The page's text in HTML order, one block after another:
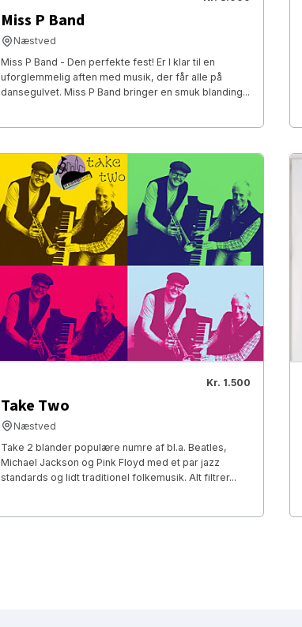
Miss P Band
Næstved
Miss P Band - Den perfekte fest! Er I klar til en
uforglemmelig aften med musik, der får alle på
dansegulvet. Miss P Band bringer en smuk blanding...
Kr. 1.500
Take Two
Næstved
Take 2 blander populære numre af bl.a. Beatles,
Michael Jackson og Pink Floyd med et par jazz
standards og lidt traditionel folkemusik. Alt filtrer...